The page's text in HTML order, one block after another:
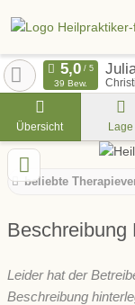
39 Bew.
Übersicht Lage
beliebte
Beschreibung
Leider hat der
Beschreibung